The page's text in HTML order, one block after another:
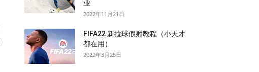
业
2022年11月21日
FIFA22 新拉球假射教程（小天才
都在用）
2022年3月25日